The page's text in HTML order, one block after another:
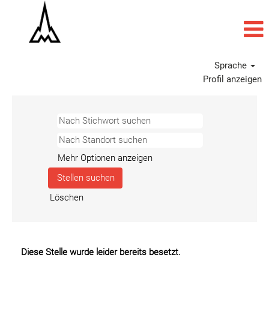
Sprache
Profil anzeigen
Mehr Optionen anzeigen
Löschen
Diese Stelle wurde leider bereits besetzt.